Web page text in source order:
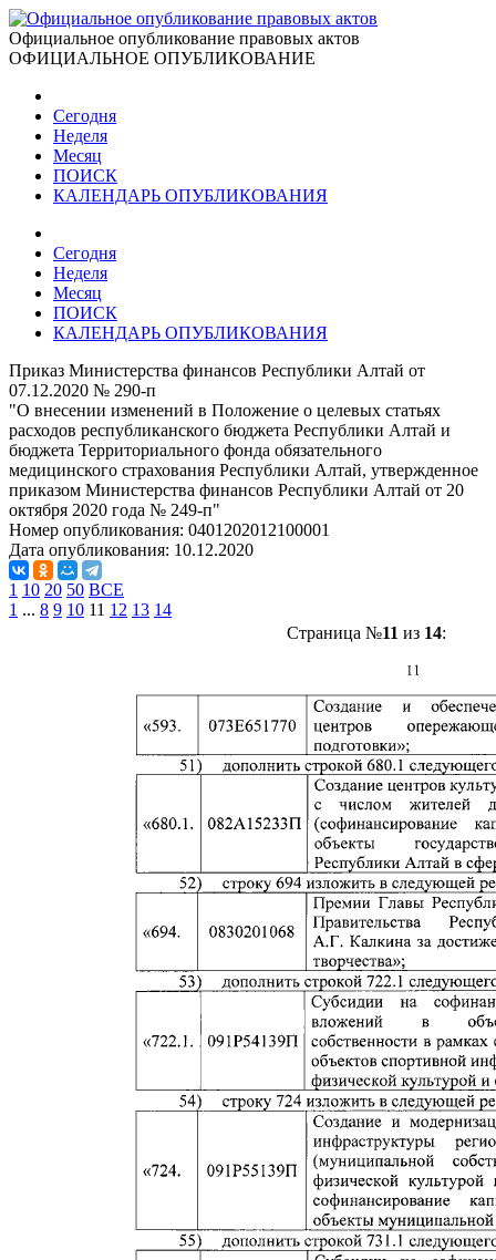
Официальное опубликование правовых актов
ОФИЦИАЛЬНОЕ ОПУБЛИКОВАНИЕ
Сегодня
Неделя
Месяц
ПОИСК
КАЛЕНДАРЬ ОПУБЛИКОВАНИЯ
Сегодня
Неделя
Месяц
ПОИСК
КАЛЕНДАРЬ ОПУБЛИКОВАНИЯ
Приказ Министерства финансов Республики Алтай от
07.12.2020 № 290-п
"О внесении изменений в Положение о целевых статьях
расходов республиканского бюджета Республики Алтай и
бюджета Территориального фонда обязательного
медицинского страхования Республики Алтай, утвержденное
приказом Министерства финансов Республики Алтай от 20
октября 2020 года № 249-п"
Номер опубликования: 0401202012100001
Дата опубликования: 10.12.2020
1 10 20 50 ВСЕ
1 ... 8 9 10 11 12 13 14
Страница №11 из 14: